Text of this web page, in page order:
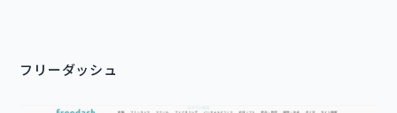
フリーダッシュ